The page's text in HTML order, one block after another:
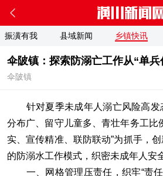
振潢有我 县域新闻 乡镇快讯
伞陂镇：探索防溺亡工作从“单兵
伞陂镇
针对夏季未成年人溺亡风险高发
分布广、留守儿童多、青壮年务工比
实、宣传精准、联防联动”为抓手，
的防溺水工作模式，织密未成年人安
一、网格管理压责任，织牢“责任